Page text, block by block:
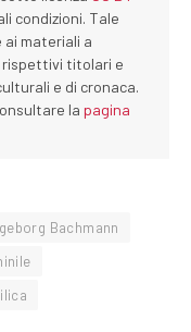
condizioni. Tale
ai materiali a
rispettivi titolari e
e di cronaca.
la pagina
Bachmann